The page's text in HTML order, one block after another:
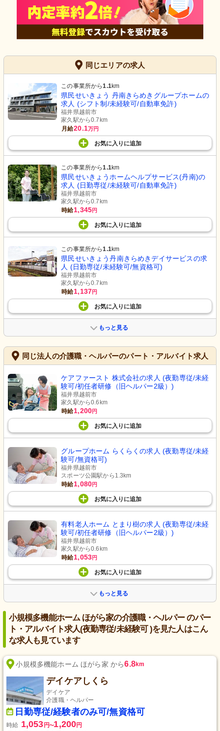
同じエリアの求人
この事業所から1.1km
県民せいきょう 丹南きらめきグループホームの
求人 (シフト制/未経験可/自動車免許)
福井県越前市
家久駅から0.7km
月給20.1万円
お気に入り に追加
この事業所から1.1km
県民せいきょうホームヘルプサービス(丹南)の
求人 (日勤専従/未経験可/自動車免許)
福井県越前市
家久駅から0.7km
時給1,345円
お気に入り に追加
この事業所から1.1km
県民せいきょう丹南きらめきデイサービスの求
人 (日勤専従/未経験可/無資格可)
福井県越前市
家久駅から0.7km
時給1,137円
お気に入り に追加
もっと見る
同じ法人の介護職・ヘルパーのパート・アルバイト求人
ケアファースト 株式会社の求人 (夜勤専従/未経
験可/初任者研修（旧ヘルパー2級）)
福井県越前市
家久駅から0.6km
時給1,200円
お気に入り に追加
グループホーム らくらくの求人 (夜勤専従/未経
験可/無資格可)
福井県越前市
スポーツ公園駅から1.3km
時給1,080円
お気に入り に追加
有料老人ホーム とまり樹の求人 (夜勤専従/未経
験可/初任者研修（旧ヘルパー2級）)
福井県越前市
家久駅から0.6km
時給1,053円
お気に入り に追加
もっと見る
小規模多機能ホーム ほがら家の介護職・ヘルパー のパー
ト・アルバイト求人(夜勤専従/未経験可 )を見た人はこん
な求人も見ています
小規模多機能ホーム ほがら家 から6.8km
デイケアしくら
デイケア
介護職・ヘルパー
日勤専従/経験者のみ可/無資格可
時給 1,053 円〜1,200円